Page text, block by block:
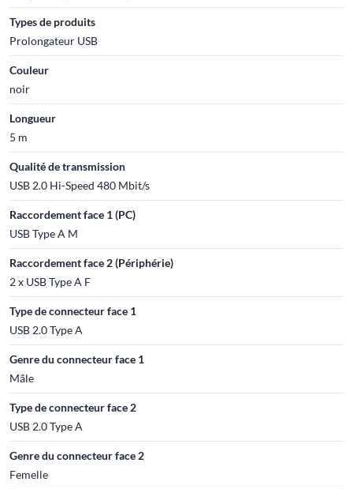
Types de produits
Prolongateur USB
Couleur
noir
Longueur
5 m
Qualité de transmission
USB 2.0 Hi-Speed 480 Mbit/s
Raccordement face 1 (PC)
USB Type A M
Raccordement face 2 (Périphérie)
2 x USB Type A F
Type de connecteur face 1
USB 2.0 Type A
Genre du connecteur face 1
Mâle
Type de connecteur face 2
USB 2.0 Type A
Genre du connecteur face 2
Femelle